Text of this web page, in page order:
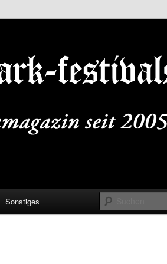
Sonstiges